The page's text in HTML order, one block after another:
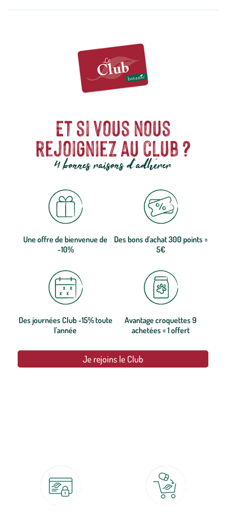
Et si vous nous
rejoigniez au club ?
4 bonnes raisons d'adhérer
Une offre de bienvenue de
-10%
Des bons d'achat 300 points =
5€
Des journées Club -15% toute
l'année
Avantage croquettes 9
achetées = 1 offert
Je rejoins le Club